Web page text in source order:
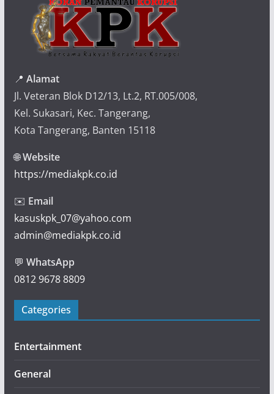
📍 Alamat
Jl. Veteran Blok D12/13, Lt.2, RT.005/008,
Kel. Sukasari, Kec. Tangerang,
Kota Tangerang, Banten 15118
🌐Website
https://mediakpk.co.id
✉️ Email
kasuskpk_07@yahoo.com
admin@mediakpk.co.id
💬 WhatsApp
0812 9678 8809
Categories
Entertainment
General